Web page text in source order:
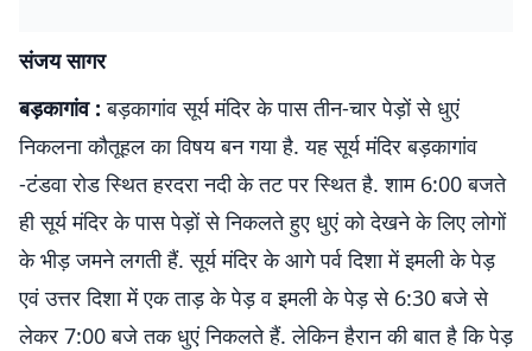
संजय सागर
बड़कागांव : बड़कागांव सूर्य मंदिर के पास तीन-चार पेड़ों से धुएं
निकलना कौतूहल का विषय बन गया है. यह सूर्य मंदिर बड़कागांव
-टंडवा रोड स्थित हरदरा नदी के तट पर स्थित है. शाम 6:00 बजते
ही सूर्य मंदिर के पास पेड़ों से निकलते हुए धुएं को देखने के लिए लोगों
के भीड़ जमने लगती हैं. सूर्य मंदिर के आगे पर्व दिशा में इमली के पेड़
एवं उत्तर दिशा में एक ताड़ के पेड़ व इमली के पेड़ से 6:30 बजे से
लेकर 7:00 बजे तक धुएं निकलते हैं. लेकिन हैरान की बात है कि पेड़